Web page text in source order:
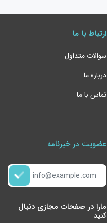
ارتباط با ما
سوالات متداول
درباره ما
تماس با ما
عضویت در خبرنامه
مارا در صفحات مجازی دنبال
کنید